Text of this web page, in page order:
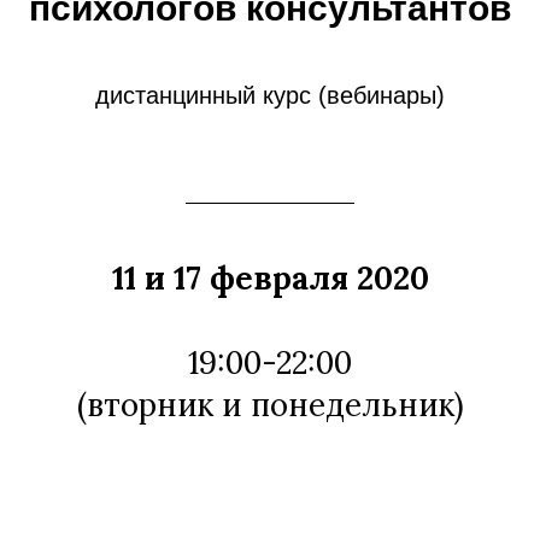
психологов консультантов
дистанцинный курс (вебинары)
11 и 17 февраля 2020
19:00-22:00
(вторник и понедельник)